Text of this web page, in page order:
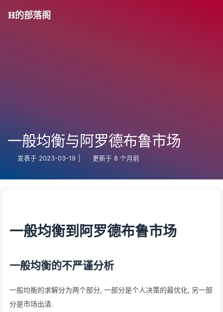
𝐇的部落阁
一般均衡与阿罗德布鲁市场
发表于 2023-03-19 更新于 8 个月前
一般均衡到阿罗德布鲁市场
一般均衡的不严谨分析
一般均衡的求解分为两个部分, 一部分是个人决策的最优化, 另一部
分是市场出清.